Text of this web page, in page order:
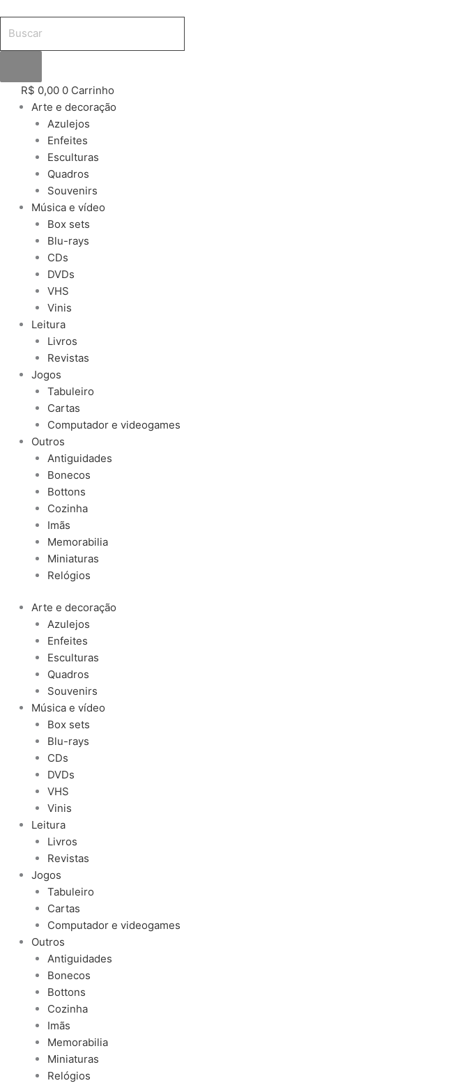
R$ 0,00 0 Carrinho
Arte e decoração
Azulejos
Enfeites
Esculturas
Quadros
Souvenirs
Música e vídeo
Box sets
Blu-rays
CDs
DVDs
VHS
Vinis
Leitura
Livros
Revistas
Jogos
Tabuleiro
Cartas
Computador e videogames
Outros
Antiguidades
Bonecos
Bottons
Cozinha
Imãs
Memorabilia
Miniaturas
Relógios
Arte e decoração
Azulejos
Enfeites
Esculturas
Quadros
Souvenirs
Música e vídeo
Box sets
Blu-rays
CDs
DVDs
VHS
Vinis
Leitura
Livros
Revistas
Jogos
Tabuleiro
Cartas
Computador e videogames
Outros
Antiguidades
Bonecos
Bottons
Cozinha
Imãs
Memorabilia
Miniaturas
Relógios